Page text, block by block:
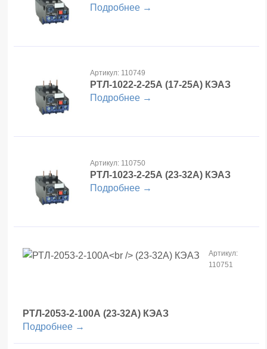
Подробнее →
Артикул: 110749
РТЛ-1022-2-25А (17-25А) КЭАЗ
Подробнее →
Артикул: 110750
РТЛ-1023-2-25А (23-32А) КЭАЗ
Подробнее →
Артикул:
110751
РТЛ-2053-2-100А (23-32А) КЭАЗ
Подробнее →